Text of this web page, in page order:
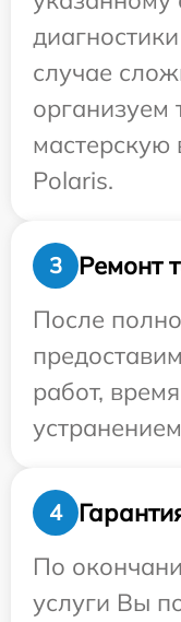
случае
организуем
мастерскую
Polaris.
3
Ремонт
После
работ,
4
По
услуги Вы